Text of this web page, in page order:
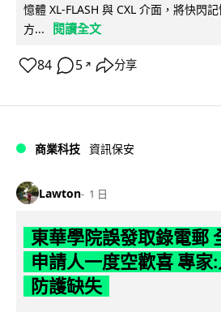
憶體 XL-FLASH 與 CXL 介面，將快閃
方...
閱讀全文
84 5 ↗ 分享
商業科技 資訊保安
Lawton 1 日
東華學院誤發取錄電郵
申請人一度空歡喜 專
防護缺失